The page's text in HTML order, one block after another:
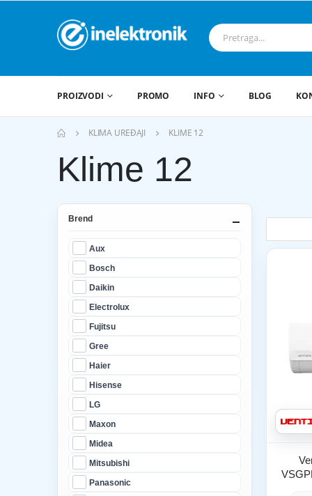
PROIZVODI PROMO INFO BLOG
KLIMA UREĐAJI KLIME 12
Klime 12
Brend
Aux
Bosch
Daikin
Electrolux
Fujitsu
Gree
Haier
Hisense
LG
Maxon
Midea
Mitsubishi
Panasonic